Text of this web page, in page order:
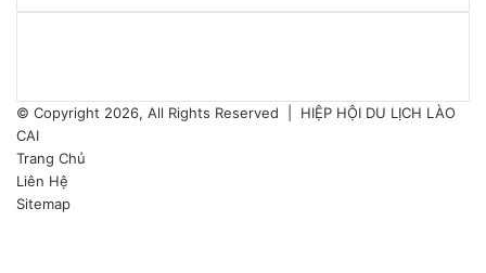
© Copyright 2026, All Rights Reserved | HIỆP HỘI DU LỊCH LÀO
CAI
Trang Chủ
Liên Hệ
Sitemap